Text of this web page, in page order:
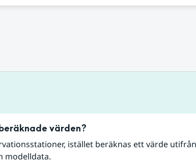
värden?
istället beräknas ett värde utifrån
modelldata.